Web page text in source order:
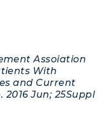
Assoiation
With
and Current
Jun; 25Suppl